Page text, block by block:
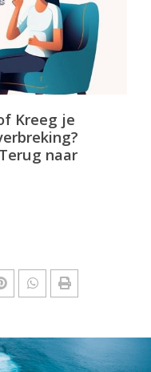
Kreeg je
naar